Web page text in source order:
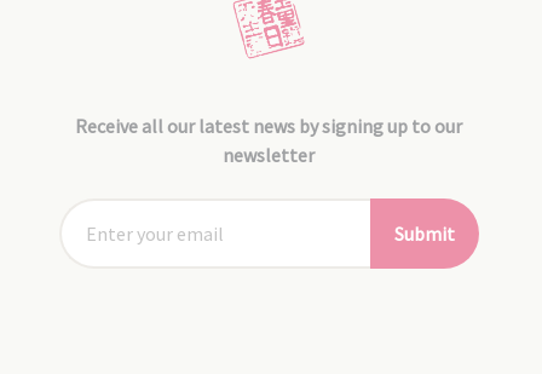
Receive all our latest news by signing up to our
newsletter
Submit